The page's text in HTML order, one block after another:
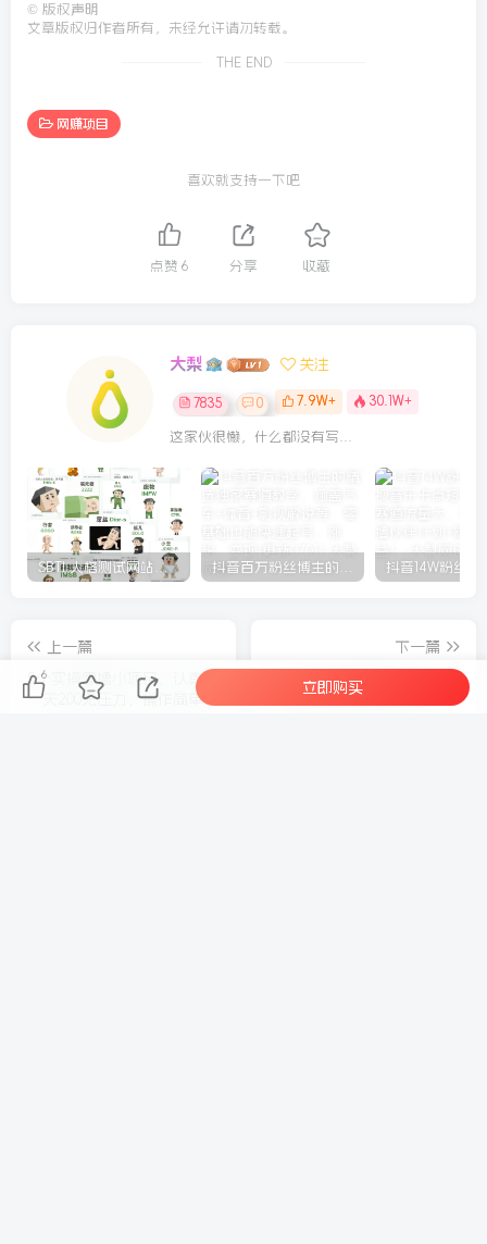
© 版权声明
文章版权归作者所有，未经允许请勿转载。
THE END
网赚项目
喜欢就支持一下吧
点赞 6 分享 收藏
大梨 关注
7835 0 7.9W+ 30.1W+
这家伙很懒，什么都没有写...
SBTI 人格测试网站源码
上一篇
5个实操零撸小项目，认真做
一天200无压力，操作简单，
下一篇
Codex全场景实操课，从入
门到进阶，自动化办公・网
6
立即购买